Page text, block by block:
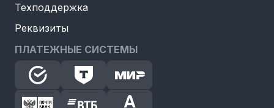
Техподдержка
Реквизиты
ПЛАТЕЖНЫЕ СИСТЕМЫ